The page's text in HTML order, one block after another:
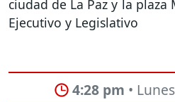
ciudad de La Paz y la
Ejecutivo y Legislativo
4:28 pm •